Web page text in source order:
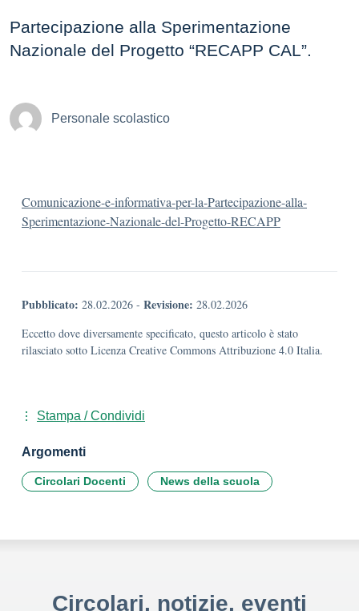
Partecipazione alla Sperimentazione
Nazionale del Progetto “RECAPP CAL”.
Personale scolastico
Comunicazione-e-informativa-per-la-Partecipazione-alla-
Sperimentazione-Nazionale-del-Progetto-RECAPP
Pubblicato: 28.02.2026 - Revisione: 28.02.2026
Eccetto dove diversamente specificato, questo articolo è stato
rilasciato sotto Licenza Creative Commons Attribuzione 4.0 Italia.
Stampa / Condividi
Argomenti
Circolari Docenti News della scuola
Circolari, notizie, eventi